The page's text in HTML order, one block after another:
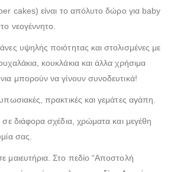
(€37.00)
(€25.00)
cakes) είναι το απόλυτο δώρο για baby
νεογέννητο.
υψηλής ποιότητας και στολισμένες με
κουκλάκια και άλλα χρήσιμα
μπορούν να γίνουν συνοδευτικά!
πρακτικές και γεμάτες αγάπη.
σε διάφορα σχέδια, χρώματα και μεγέθη
σας.
μαιευτήρια. Στο πεδίο “Αποστολή